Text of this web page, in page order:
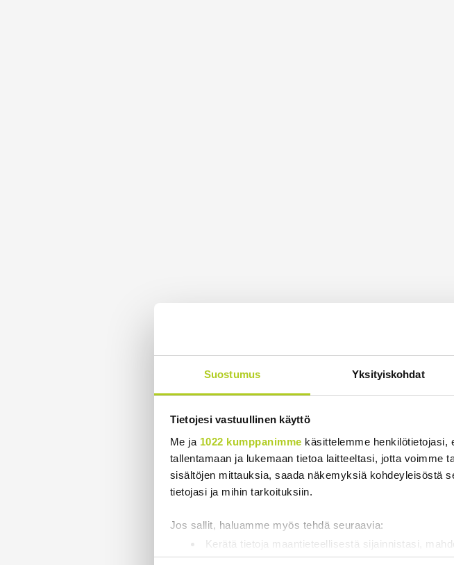
Suostumus Yksityiskohdat
Tietojesi vastuullinen käyttö
Me ja 1022 kumppanimme käsittelemme henkilötietojasi,
tallentamaan ja lukemaan tietoa laitteeltasi, jotta voimme
sisältöjen mittauksia, saada näkemyksiä kohdeyleisöstä
tietojasi ja mihin tarkoituksiin.
Jos sallit, haluamme myös tehdä seuraavia:
Kerätä tietoja maantieteellisestä sijainnistasi,
Tunnistaa laitteesi skannaamalla sen